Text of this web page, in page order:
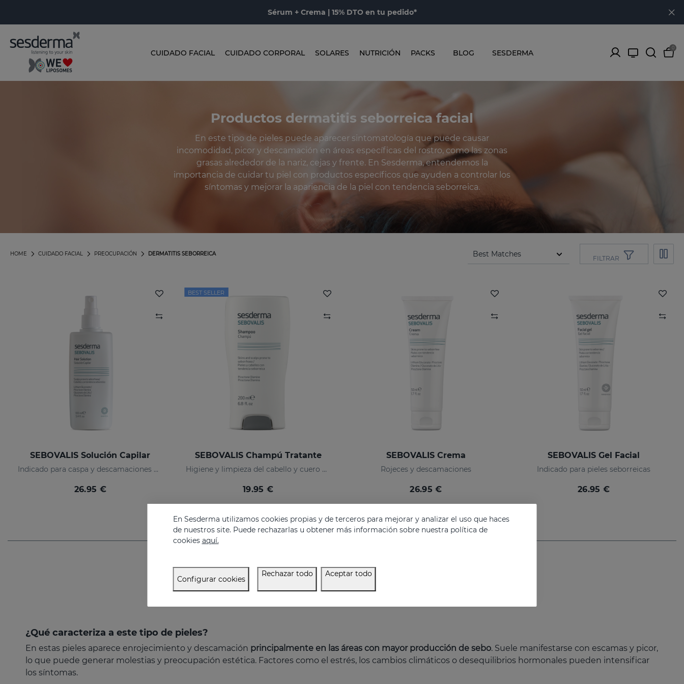
Sérum + Crema | 15% DTO en tu pedido*
CUIDADO FACIAL CUIDADO CORPORAL SOLARES NUTRICIÓN PACKS BLOG SESDERMA
0
Productos dermatitis seborreica facial
En este tipo de pieles puede aparecer sintomatología que puede causar
incomodidad, picor y descamación en áreas específicas del rostro, como las zonas
grasas alrededor de la nariz, cejas y frente. En Sesderma, entendemos la
importancia de cuidar tu piel con productos específicos que ayuden a controlar los
síntomas y mejorar la apariencia de la piel con tendencia seborreica.
DERMATITIS SEBORREICA
PREOCUPACIÓN
CUIDADO FACIAL
HOME
FILTRAR
SEBOVALIS Solución Capilar
Indicado para caspa y descamaciones del cuero cabelludo
26.95 €
BEST SELLER
SEBOVALIS Champú Tratante
Higiene y limpieza del cabello y cuero cabelludo
19.95 €
SEBOVALIS Crema
Rojeces y descamaciones
26.95 €
SEBOVALIS Gel Facial
Indicado para pieles seborreicas
26.95 €
¿Qué caracteriza a este tipo de pieles?
En estas pieles aparece enrojecimiento y descamación principalmente en las áreas con mayor producción de sebo. Suele manifestarse con escamas y picor,
lo que puede generar molestias y preocupación estética. Factores como el estrés, los cambios climáticos o desequilibrios hormonales pueden intensificar
los síntomas.
En Sesderma utilizamos cookies propias y de terceros para mejorar y analizar el uso que haces
de nuestros site. Puede rechazarlas u obtener más información sobre nuestra política de
cookies aquí.
Configurar cookies
Rechazar todo Aceptar todo